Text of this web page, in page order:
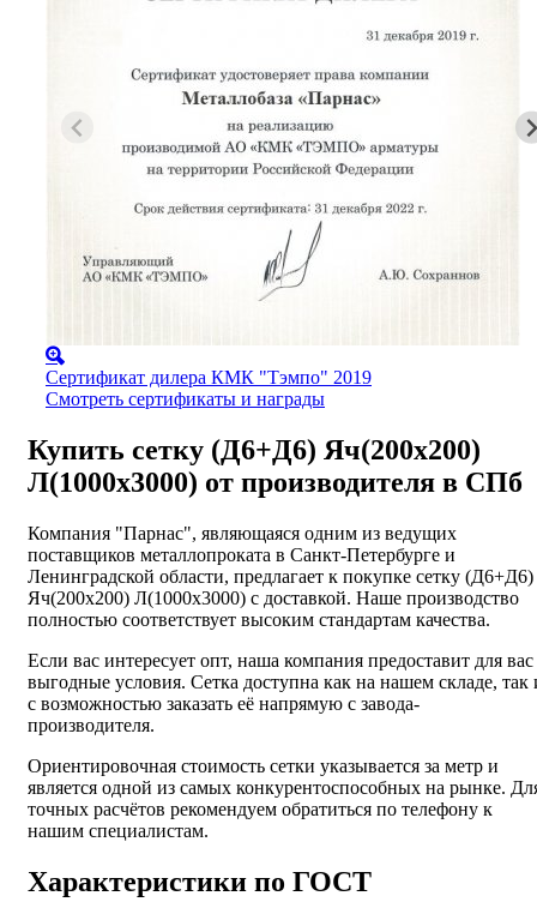
Сертификат дилера КМК "Тэмпо" 2019
Смотреть сертификаты и награды
Купить сетку (Д6+Д6) Яч(200х200)
Л(1000х3000) от производителя в СПб
Компания "Парнас", являющаяся одним из ведущих
поставщиков металлопроката в Санкт-Петербурге и
Ленинградской области, предлагает к покупке сетку (Д6+Д6)
Яч(200х200) Л(1000х3000) с доставкой. Наше производство
полностью соответствует высоким стандартам качества.
Если вас интересует опт, наша компания предоставит для вас
выгодные условия. Сетка доступна как на нашем складе, так
с возможностью заказать её напрямую с завода-
производителя.
Ориентировочная стоимость сетки указывается за метр и
является одной из самых конкурентоспособных на рынке.
точных расчётов рекомендуем обратиться по телефону к
нашим специалистам.
Характеристики по ГОСТ